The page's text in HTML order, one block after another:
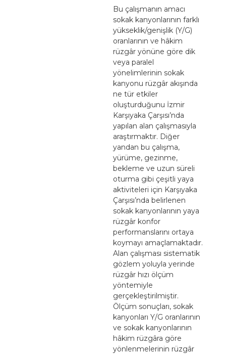
Bu çalışmanın amacı
sokak kanyonlarının farklı
yükseklik/genişlik (Y/G)
oranlarının ve hâkim
rüzgâr yönüne göre dik
veya paralel
yönelimlerinin sokak
kanyonu rüzgâr akışında
ne tür etkiler
oluşturduğunu İzmir
Karşıyaka Çarşısı’nda
yapılan alan çalışmasıyla
araştırmaktır. Diğer
yandan bu çalışma,
yürüme, gezinme,
bekleme ve uzun süreli
oturma gibi çeşitli yaya
aktiviteleri için Karşıyaka
Çarşısı’nda belirlenen
sokak kanyonlarının yaya
rüzgâr konfor
performanslarını ortaya
koymayı amaçlamaktadır.
Alan çalışması sistematik
gözlem yoluyla yerinde
rüzgâr hızı ölçüm
yöntemiyle
gerçekleştirilmiştir.
Ölçüm sonuçları, sokak
kanyonları Y/G oranlarının
ve sokak kanyonlarının
hâkim rüzgâra göre
yönlenmelerinin rüzgâr